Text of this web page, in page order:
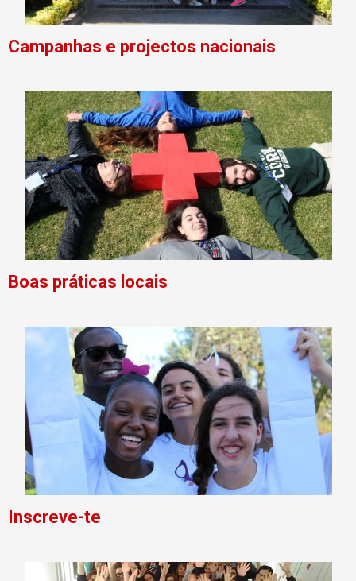
Campanhas e projectos nacionais
Boas práticas locais
Inscreve-te